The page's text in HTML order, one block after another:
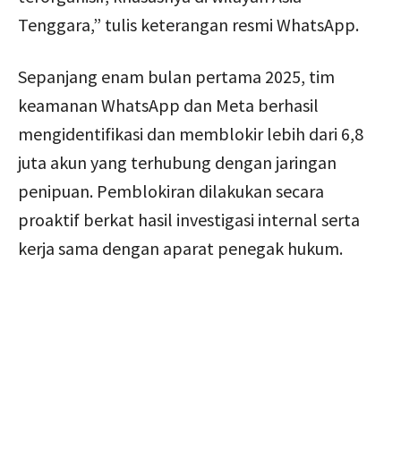
Tenggara,” tulis keterangan resmi WhatsApp.
Sepanjang enam bulan pertama 2025, tim
keamanan WhatsApp dan Meta berhasil
mengidentifikasi dan memblokir lebih dari 6,8
juta akun yang terhubung dengan jaringan
penipuan. Pemblokiran dilakukan secara
proaktif berkat hasil investigasi internal serta
kerja sama dengan aparat penegak hukum.